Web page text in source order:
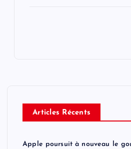
Articles Récents
Apple poursuit à nouveau le